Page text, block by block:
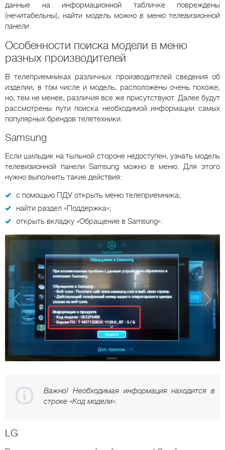
данные на информационной табличке повреждены
(нечитабельны), найти модель можнов меню телевизионной
панели.
Особенности поиска модели в меню
разных производителей
В телеприемниках различных производителей сведения об
изделии, в том числе и модель, расположены очень похоже,
но, тем не менее, различия все же присутствуют. Далее будут
рассмотрены пути поиска необходимой информации самых
популярных брендов телетехники.
Samsung
Если шильдик на тыльной стороне недоступен, узнать модель
телевизионной панели Samsung можно в меню. Для этого
нужно выполнить такие действия:
с помощью ПДУ открыть меню телеприемника;
найти раздел «Поддержка»;
открыть вкладку «Обращение в Samsung».
Важно! Необходимая информация находится в
строке «Код модели».
LG